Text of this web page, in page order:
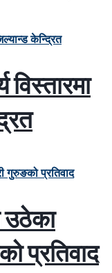
विस्तारमा
उठेका
प्रतिवाद